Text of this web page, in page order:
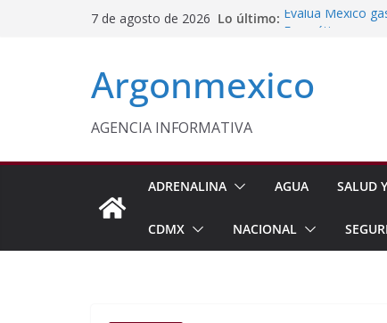
7 de agosto de 2026 Lo último: Evalúa México
Texcoco
Aseguran Casi
Michoacán
Argonmexico
AGENCIA INFORMATIVA
ADRENALINA AGUA SALUD
CDMX NACIONAL